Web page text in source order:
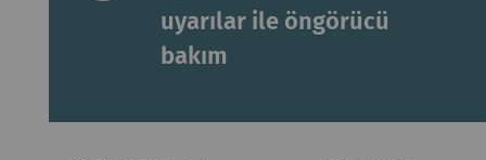
uyarılar ile öngörücü
bakım